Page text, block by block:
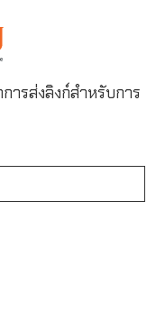
ารส่งลิงก์สำหรับการ